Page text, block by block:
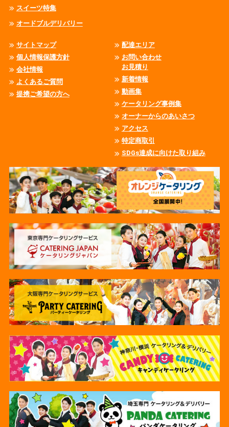
スイーツ特集
オードブルデリバリー
サイトマップ
個人情報保護方針
会社情報
よくあるご質問
提携ご希望の方へ
配達エリア
お問い合わせ
お見積り
新着情報
動画集
ケータリング事例集
オーナーからのあいさつ
アクセス
特定商取引
SDGs達成に向けた取り組み